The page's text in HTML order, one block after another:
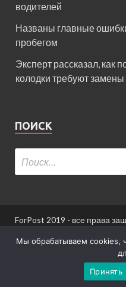
водителей
Названы главные
пробегом
Эксперт рассказал, как
колодки требуют замены
ПОИСК
ForPost 2019 - все права
При использовании
Информация для
Мы обрабатываем cookies,
Принять